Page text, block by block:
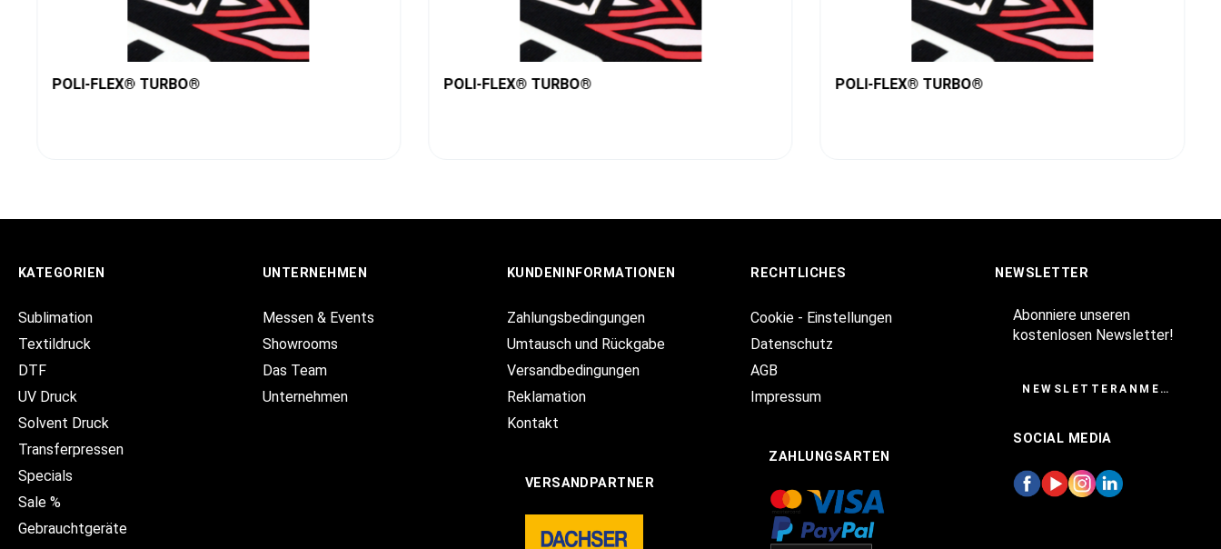
POLI-FLEX® TURBO® POLI-FLEX® TURBO® POLI-FLEX® TURBO®
KATEGORIEN
Sublimation
Textildruck
DTF
UV Druck
Solvent Druck
Transferpressen
Specials
Sale %
Gebrauchtgeräte
UNTERNEHMEN
Messen & Events
Showrooms
Das Team
Unternehmen
KUNDENINFORMATIONEN
Zahlungsbedingungen
Umtausch und Rückgabe
Versandbedingungen
Reklamation
Kontakt
VERSANDPARTNER
RECHTLICHES
Cookie - Einstellungen
Datenschutz
AGB
Impressum
ZAHLUNGSARTEN
NEWSLETTER
Abonniere unseren
kostenlosen Newsletter!
NEWSLETTERANMELDUNG
SOCIAL MEDIA